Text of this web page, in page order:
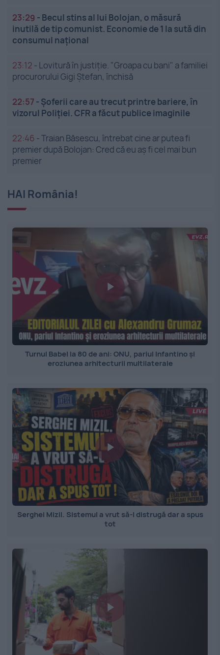
23:29 - Becul stins al lui Bolojan, o măsură
inutilă de tip comunist. Economie de 1 la sută din
consumul național
23:12 - Lovitură în justiție. "Groapa cu bani" a familiei
procurorului Gigi Ștefan, închisă
22:57 - Șoferii care au trecut printre bariere, în
vizorul Poliției. CFR a făcut publice imaginile
22:46 -Traian Băsescu, întrebat cine ar putea fi
premier după Bolojan: Cred că eu aș fi cel mai bun
premier
HAI România!
Turnul Babel la 80 de ani: ONU, pariul Infantino și
eroziunea arhitecturii multilaterale
Serghei Mizil. Sistemul a vrut să-l distrugă dar a spus
tot